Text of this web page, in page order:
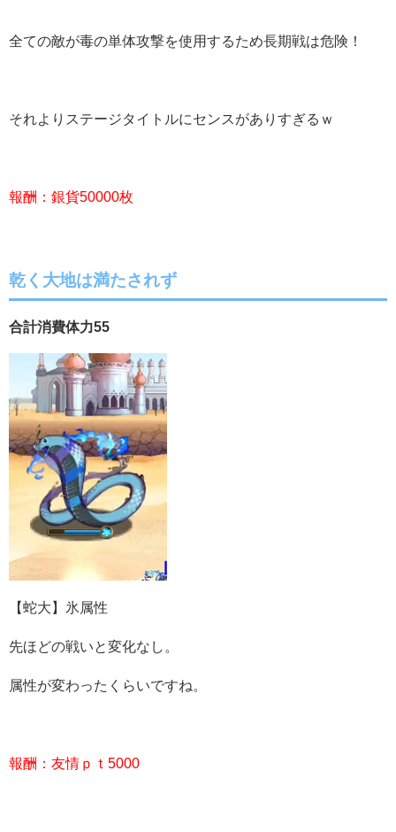
全ての敵が毒の単体攻撃を使用するため長期戦は危険！
それよりステージタイトルにセンスがありすぎるｗ
報酬：銀貨50000枚
乾く大地は満たされず
合計消費体力55
【蛇大】氷属性
先ほどの戦いと変化なし。
属性が変わったくらいですね。
報酬：友情ｐｔ5000